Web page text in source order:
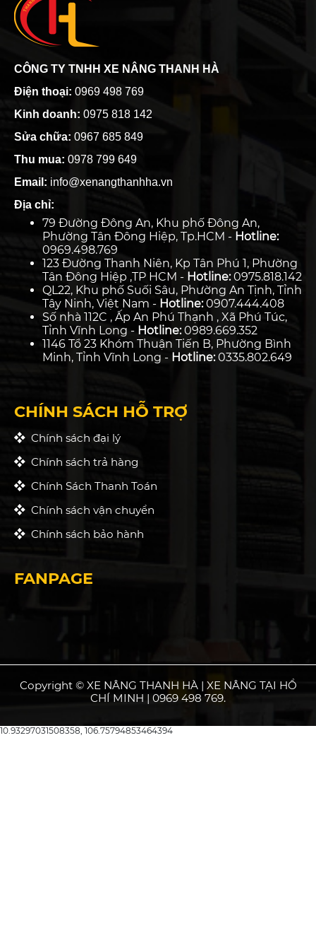
CÔNG TY TNHH XE NÂNG THANH HÀ
Điện thoại: 0969 498 769
Kinh doanh: 0975 818 142
Sửa chữa: 0967 685 849
Thu mua: 0978 799 649
Email: info@xenangthanhha.vn
Địa chỉ:
79 Đường Đông An, Khu phố Đông An,
Phường Tân Đông Hiệp, Tp.HCM - Hotline:
0969.498.769
123 Đường Thanh Niên, Kp Tân Phú 1, Phường
Tân Đông Hiệp ,TP HCM - Hotline:0975.818.142
QL22, Khu phố Suối Sâu, Phường An Tịnh, Tỉnh
Tây Ninh, Việt Nam - Hotline:0907.444.408
Số nhà 112C , Ấp An Phú Thạnh , Xã Phú Túc,
Tỉnh Vĩnh Long - Hotline:0989.669.352
1146 Tổ 23 Khóm Thuận Tiến B, Phường Bình
Minh, Tỉnh Vĩnh Long - Hotline:0335.802.649
CHÍNH SÁCH HỖ TRỢ
Chính sách đại lý
Chính sách trả hàng
Chính Sách Thanh Toán
Chính sách vận chuyển
Chính sách bảo hành
FANPAGE
Copyright © XE NÂNG THANH HÀ | XE NÂNG TẠI HỒ
CHÍ MINH | 0969 498 769.
10.93297031508358, 106.75794853464394